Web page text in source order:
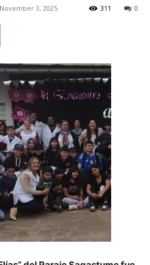
November 3, 2025 0
311